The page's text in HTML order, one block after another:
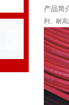
产品简
列、耐